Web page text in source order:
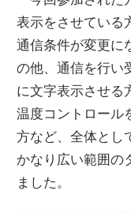
表示をさせている
通信条件が変更に
の他、通信を行い
に文字表示させる
温度コントロール
方など、全体とし
かなり広い範囲の
ました。